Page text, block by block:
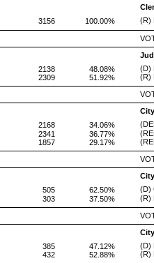
3156 100.00% (R)
2138 48.08%
(D)
2309 51.92% (R)
2168 34.06%
2341 36.77%
1857 29.17%
505 62.50%
(D)
303 37.50% (R)
385 47.12%
(D)
432 52.88% (R)